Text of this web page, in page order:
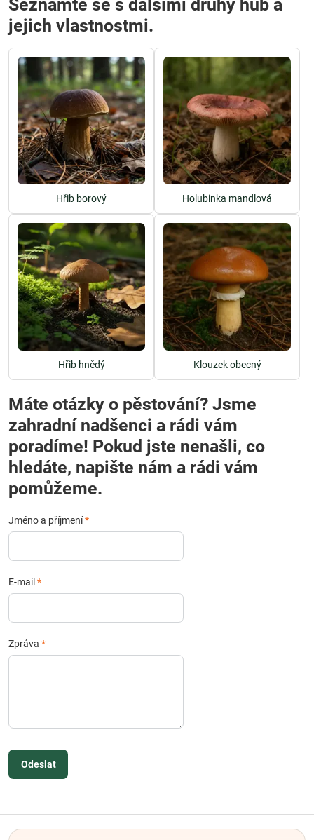
Seznamte se s dalšími druhy hub a
jejich vlastnostmi.
Hřib borový Holubinka mandlová
Hřib hnědý Klouzek obecný
Máte otázky o pěstování? Jsme
zahradní nadšenci a rádi vám
poradíme! Pokud jste nenašli, co
hledáte, napište nám a rádi vám
pomůžeme.
Jméno a příjmení*
E-mail *
Zpráva *
Odeslat